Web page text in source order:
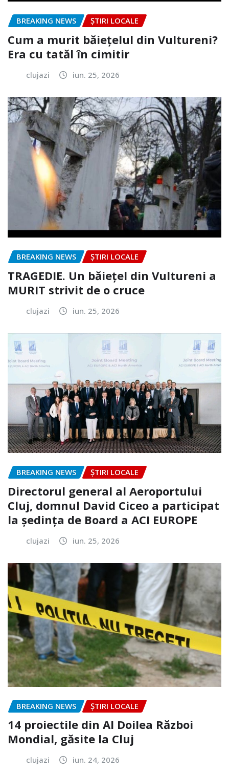
BREAKING NEWS ȘTIRI LOCALE
Cum a murit băiețelul din Vultureni?
Era cu tatăl în cimitir
clujazi iun. 25, 2026
BREAKING NEWS ȘTIRI LOCALE
TRAGEDIE. Un băiețel din Vultureni a
MURIT strivit de o cruce
clujazi iun. 25, 2026
BREAKING NEWS ȘTIRI LOCALE
Directorul general al Aeroportului
Cluj, domnul David Ciceo a participat
la ședința de Board a ACI EUROPE
clujazi iun. 25, 2026
BREAKING NEWS ȘTIRI LOCALE
14 proiectile din Al Doilea Război
Mondial, găsite la Cluj
clujazi iun. 24, 2026